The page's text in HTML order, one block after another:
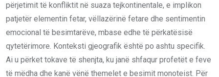
përjetimit të konfliktit në suaza tejkontinentale, e implikon
patjetër elementin fetar, vëllazërinë fetare dhe sentimentin
emocional të besimtarëve, mbase edhe të përkatësisë
qytetërimore. Konteksti gjeografik është po ashtu specifik.
Ai u përket tokave të shenjta, ku janë shfaqur profetët e feve
të mëdha dhe kanë vënë themelet e besimit monoteist. Për